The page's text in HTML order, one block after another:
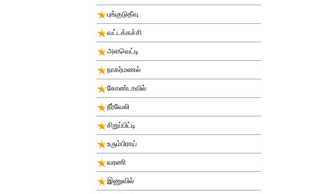
புங்குடுதீவு
வட்டக்கச்சி
அளவெட்டி
நாகர்மணல்
கோண்டாவில்
நீர்வேலி
சிறுப்பிட்டி
உரும்பிராய்
வரணி
இணுவில்